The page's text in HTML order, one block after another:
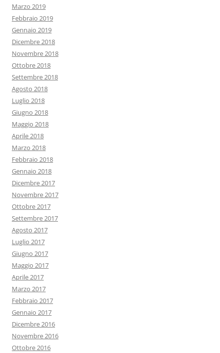
Marzo 2019
Febbraio 2019
Gennaio 2019
Dicembre 2018
Novembre 2018
Ottobre 2018
Settembre 2018
Agosto 2018
Luglio 2018
Giugno 2018
Maggio 2018
Aprile 2018
Marzo 2018
Febbraio 2018
Gennaio 2018
Dicembre 2017
Novembre 2017
Ottobre 2017
Settembre 2017
Agosto 2017
Luglio 2017
Giugno 2017
Maggio 2017
Aprile 2017
Marzo 2017
Febbraio 2017
Gennaio 2017
Dicembre 2016
Novembre 2016
Ottobre 2016